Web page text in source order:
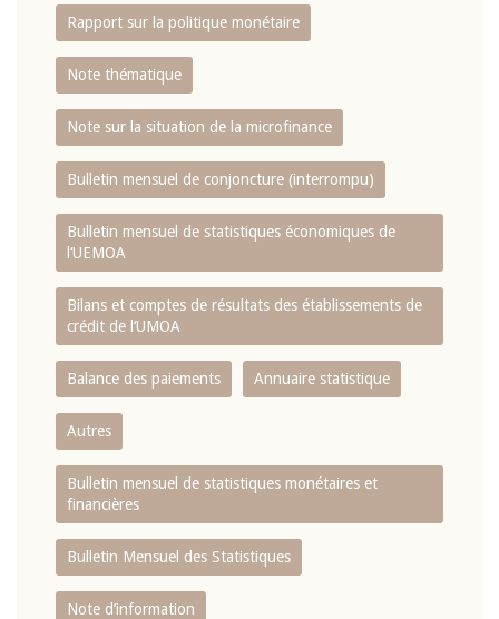
Rapport sur la politique monétaire
Note thématique
Note sur la situation de la microfinance
Bulletin mensuel de conjoncture (interrompu)
Bulletin mensuel de statistiques économiques de
l‘UEMOA
Bilans et comptes de résultats des établissements de
crédit de l‘UMOA
Balance des paiements Annuaire statistique
Autres
Bulletin mensuel de statistiques monétaires et
financières
Bulletin Mensuel des Statistiques
Note d’information